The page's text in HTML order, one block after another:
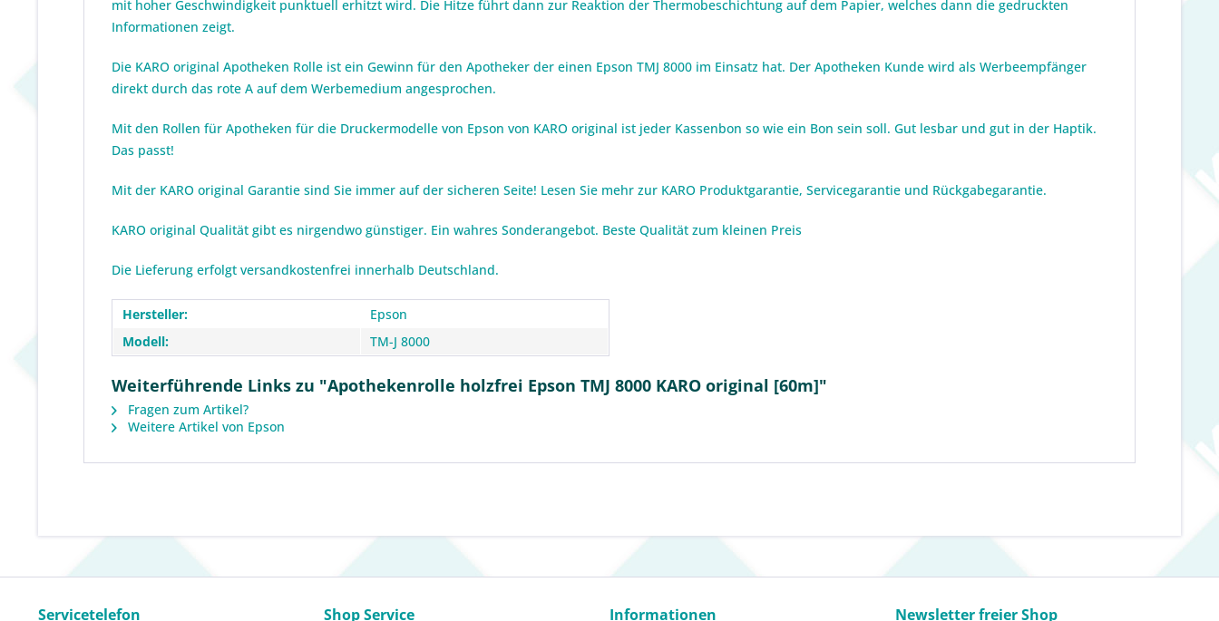
mit hoher Geschwindigkeit punktuell erhitzt wird. Die Hitze führt dann zur Reaktion der Thermobeschichtung auf dem Papier, welches dann die gedruckten
Informationen zeigt.
Die KARO original Apotheken Rolle ist ein Gewinn für den Apotheker der einen Epson TMJ 8000 im Einsatz hat. Der Apotheken Kunde wird als Werbeempfänger
direkt durch das rote A auf dem Werbemedium angesprochen.
Mit den Rollen für Apotheken für die Druckermodelle von Epson von KARO original ist jeder Kassenbon so wie ein Bon sein soll. Gut lesbar und gut in der Haptik.
Das passt!
Mit der KARO original Garantie sind Sie immer auf der sicheren Seite! Lesen Sie mehr zur KARO Produktgarantie, Servicegarantie und Rückgabegarantie.
KARO original Qualität gibt es nirgendwo günstiger. Ein wahres Sonderangebot. Beste Qualität zum kleinen Preis
Die Lieferung erfolgt versandkostenfrei innerhalb Deutschland.
Hersteller:
Epson
Modell:
TM-J 8000
Weiterführende Links zu "Apothekenrolle holzfrei Epson TMJ 8000 KARO original [60m]"
Fragen zum Artikel?
Weitere Artikel von Epson
Servicetelefon Shop Service Informationen Newsletter freier Shop